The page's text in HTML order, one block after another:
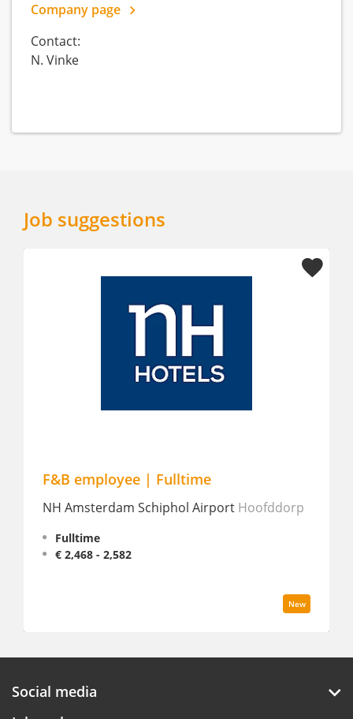
Company page
Contact:
N. Vinke
Job suggestions
F&B employee | Fulltime
NH Amsterdam Schiphol AirportHoofddorp
Fulltime
€ 2,468 - 2,582
New
Social media